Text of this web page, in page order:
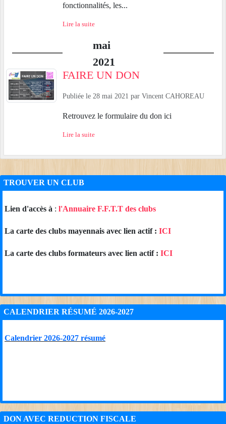
fonctionnalités, les...
Lire la suite
mai
2021
FAIRE UN DON
Publiée le 28 mai 2021 par Vincent CAHOREAU
Retrouvez le formulaire du don ici
Lire la suite
TROUVER UN CLUB
Lien d'accès à : l'Annuaire F.F.T.T des clubs
La carte des clubs mayennais avec lien actif : ICI
La carte des clubs formateurs avec lien actif : ICI
CALENDRIER RÉSUMÉ 2026-2027
Calendrier 2026-2027 résumé
DON AVEC REDUCTION FISCALE